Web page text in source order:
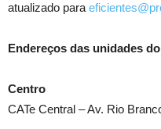
atualizado para
Endereços das unidades do
Centro
CATe Central – Av. Rio